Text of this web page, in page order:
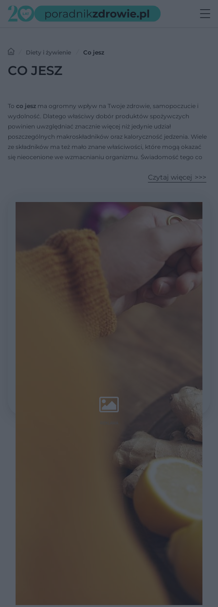
Diety i żywienie Co jesz
CO JESZ
To co jesz ma ogromny wpływ na Twoje zdrowie, samopoczucie i
wydolność. Dlatego właściwy dobór produktów spożywczych
powinien uwzględniać znacznie więcej niż jedynie udział
poszczególnych makroskładników oraz kaloryczność jedzenia. Wiele
ze składników ma też mało znane właściwości, które mogą okazać
się nieocenione we wzmacnianiu organizmu. Świadomość tego co
Każdy etap można przewidzieć z wyprzedzeniem, co ogranicza
Czytaj więcej